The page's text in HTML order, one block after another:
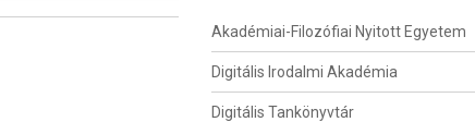
Akadémiai-Filozófiai Nyitott Egyetem
Digitális Irodalmi Akadémia
Digitális Tankönyvtár